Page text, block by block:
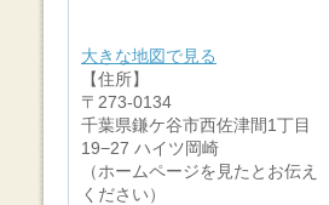
大きな地図で見る
【住所】
〒273-0134
千葉県鎌ケ谷市西佐津間1丁目
19−27 ハイツ岡崎
（ホームページを見たとお伝え
ください）